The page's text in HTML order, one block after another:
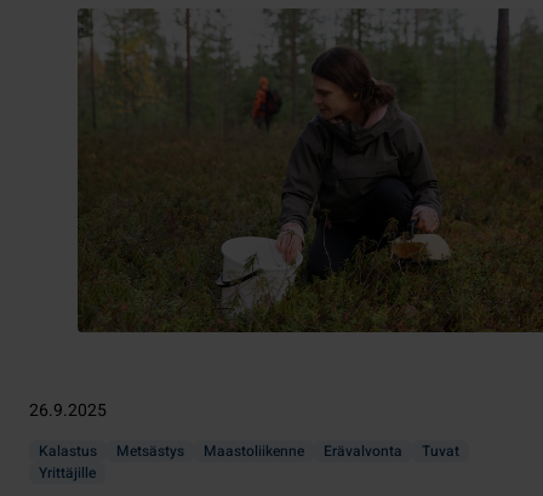
26.9.2025
Kalastus Metsästys Maastoliikenne Erävalvonta
Tuvat
Yrittäjille